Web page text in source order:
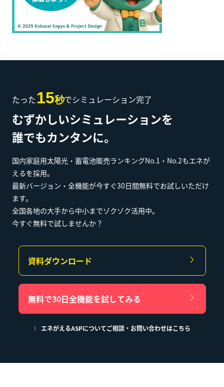
たった15秒でシミュレーション完了
むずかしいシミュレーションを
誰でもカンタンに。
国内家庭用太陽光・蓄電池販売ランキングNo.1・No.2もエネが
えるを採用。
最新バージョン・全機能が今すぐ30日間無料でお試しいただけ
ます。
全国各地の大手から中小までゾクゾク活用中。
今すぐ無料で試しませんか？
資料ダウンロード
無料で30日全機能を試してみる
エネがえるASPについてご相談・お問い合わせはこちら